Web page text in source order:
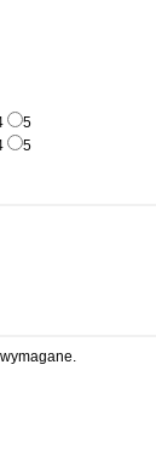
5
5